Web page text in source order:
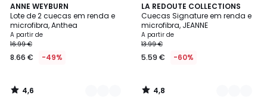
ANNE WEYBURN
Lote de 2 cuecas em renda e
microfibra, Anthea
Preço
a
partir
8.66
€
A partir de
16.99 €
8.66 € -49%
4,6
/ 5
6
Cores
4,6
/
LA REDOUTE COLLECTIONS
Cuecas Signature em renda e
microfibra, JEANNE
A partir de
13.99 €
5.59 € -60%
4,8
/ 5
5
Cores
4,8
/